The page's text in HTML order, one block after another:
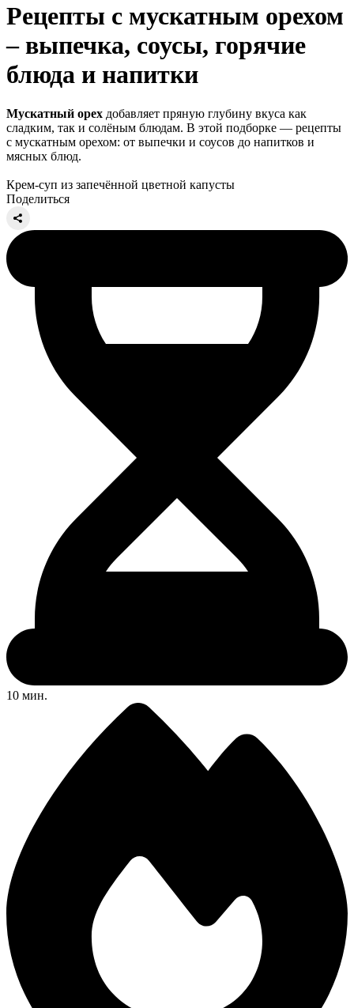
Рецепты с мускатным орехом
– выпечка, соусы, горячие
блюда и напитки
Мускатный орех добавляет пряную глубину вкуса как
сладким, так и солёным блюдам. В этой подборке — рецепты
с мускатным орехом: от выпечки и соусов до напитков и
мясных блюд.
Крем-суп из запечённой цветной капусты
Поделиться
10 мин.